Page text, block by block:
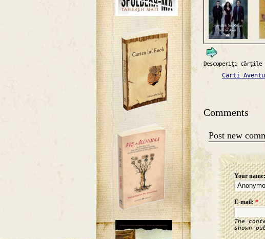
Descoperiţi cărţile
Carti
Comments
Post new
Your
E-mail:*
The
shown